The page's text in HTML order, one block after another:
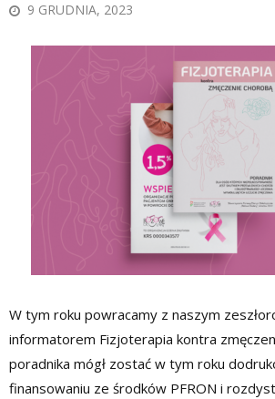
9 GRUDNIA, 2023
W tym roku powracamy z naszym
informatorem Fizjoterapia kontra
poradnika mógł zostać w tym roku
finansowaniu ze środków PFRON i